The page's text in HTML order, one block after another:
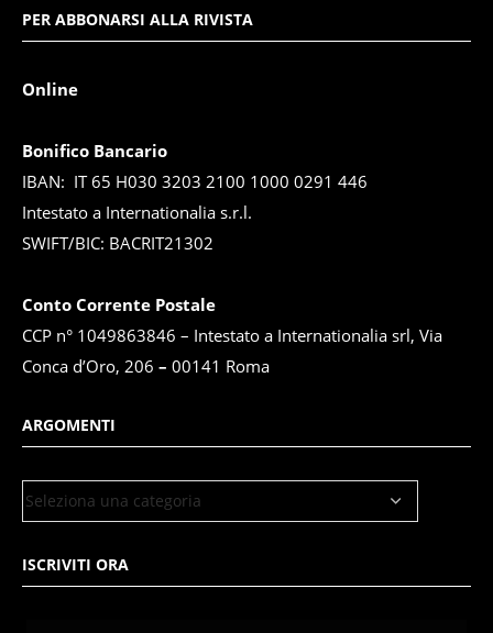
PER ABBONARSI ALLA RIVISTA
Online
Bonifico Bancario
IBAN: IT 65 H030 3203 2100 1000 0291 446
Intestato a Internationalia s.r.l.
SWIFT/BIC: BACRIT21302
Conto Corrente Postale
CCP n° 1049863846 – Intestato a Internationalia srl, Via
Conca d’Oro, 206 – 00141 Roma
ARGOMENTI
ISCRIVITI ORA